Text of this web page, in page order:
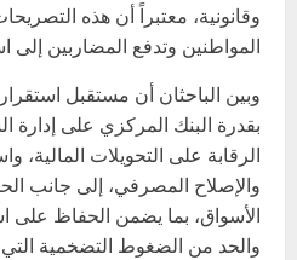
وقانونية، معتبراً أن هذه
المواطنين وتدفع المضاربين إلى
وبين الباحثان أن مستقبل
بقدرة البنك المركزي على إدارة
الرقابة على التحويلات المالية،
والإصلاح المصرفي، إلى جانب
الأسواق، بما يضمن الحفاظ على
والحد من الضغوط التضخمية التي